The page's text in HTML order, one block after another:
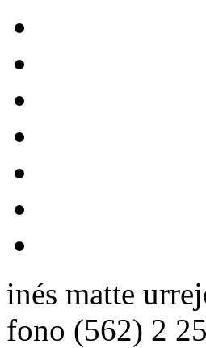
inés matte
fono (562) 2